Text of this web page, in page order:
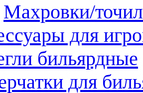
Махровки/
для
бильярдные
для